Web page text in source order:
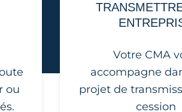
ou
Votre CMA
accompagne
projet de
cession